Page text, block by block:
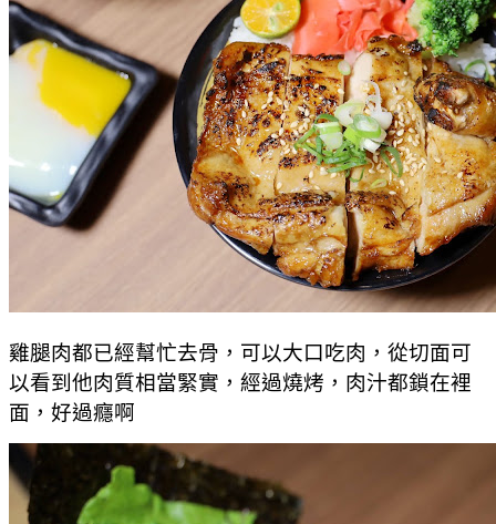
雞腿肉都已經幫忙去骨，可以大口吃肉，從切面可
以看到他肉質相當緊實，經過燒烤，肉汁都鎖在裡
面，好過癮啊